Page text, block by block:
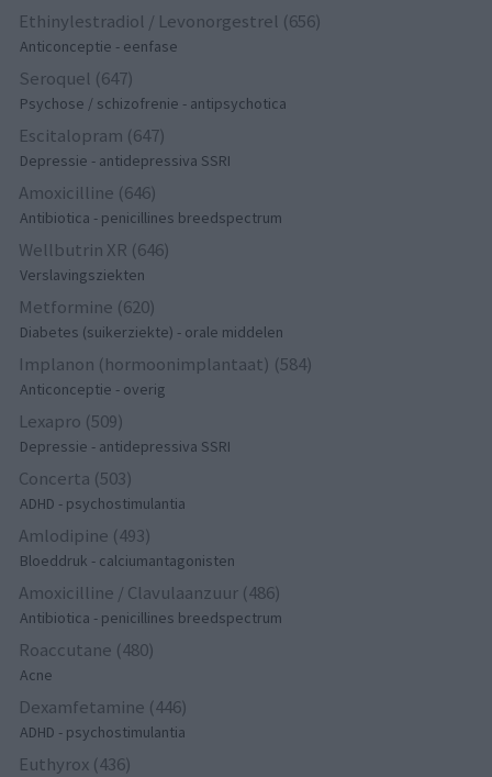
Ethinylestradiol / Levonorgestrel (656)
Anticonceptie - eenfase
Seroquel (647)
Psychose / schizofrenie - antipsychotica
Escitalopram (647)
Depressie - antidepressiva SSRI
Amoxicilline (646)
Antibiotica - penicillines breedspectrum
Wellbutrin XR (646)
Verslavingsziekten
Metformine (620)
Diabetes (suikerziekte) - orale middelen
Implanon (hormoonimplantaat) (584)
Anticonceptie - overig
Lexapro (509)
Depressie - antidepressiva SSRI
Concerta (503)
ADHD - psychostimulantia
Amlodipine (493)
Bloeddruk - calciumantagonisten
Amoxicilline / Clavulaanzuur (486)
Antibiotica - penicillines breedspectrum
Roaccutane (480)
Acne
Dexamfetamine (446)
ADHD - psychostimulantia
Euthyrox (436)